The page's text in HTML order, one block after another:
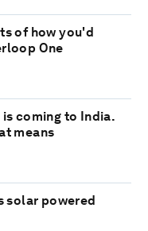
of how you'd
One
coming to India.
means
solar powered